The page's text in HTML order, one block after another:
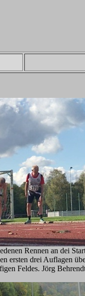
Rennen an dei
ersten drei Auflagen
Feldes. Jörg